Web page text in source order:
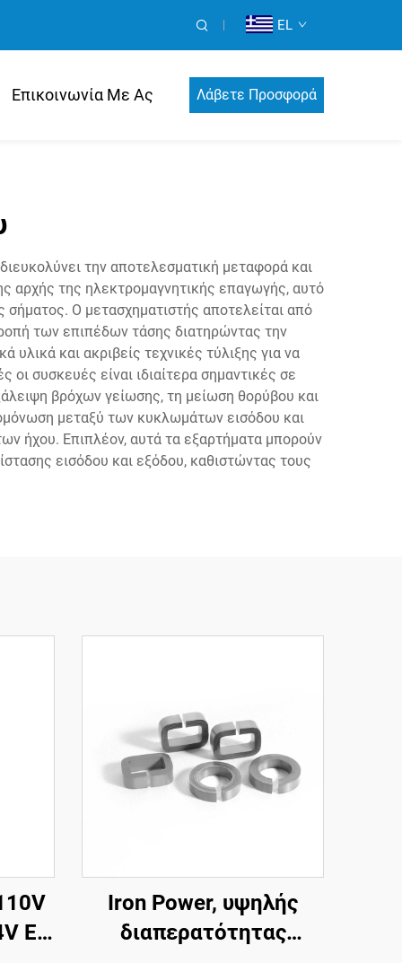
EL
Επικοινωνία Με Ας Λάβετε Προσφορά
την αποτελεσματική μεταφορά και
αρχής της ηλεκτρομαγνητικής επαγωγής, αυτό
σήματος. Ο μετασχηματιστής αποτελείται από
των επιπέδων τάσης διατηρώντας την
και ακριβείς τεχνικές τύλιξης για να
συσκευές είναι ιδιαίτερα σημαντικές σε
βρόχων γείωσης, τη μείωση θορύβου και
μεταξύ των κυκλωμάτων εισόδου και
ήχου. Επιπλέον, αυτά τα εξαρτήματα μπορούν
εισόδου και εξόδου, καθιστώντας τους
EI
Iron Power, υψηλής
διαπερατότητας